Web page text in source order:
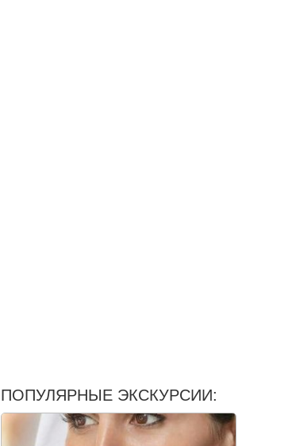
ПОПУЛЯРНЫЕ ЭКСКУРСИИ: